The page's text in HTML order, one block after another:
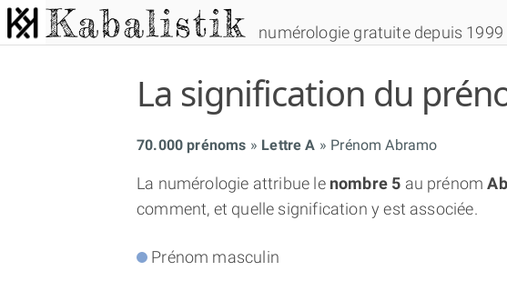
numérologie gratuite depuis 1999
La signification du
70.000 prénoms Lettre A Prénom Abramo
La numérologie attribue le nombre 5 au prénom
comment, et quelle signification y est associée.
Prénom masculin